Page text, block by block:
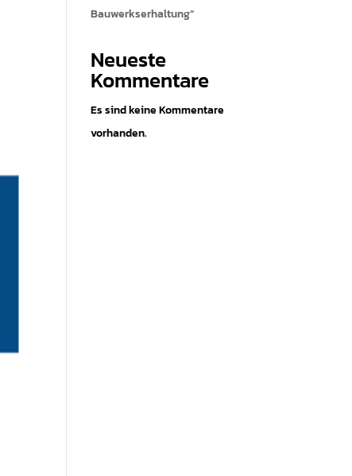
Bauwerkserhaltung“
Neueste
Kommentare
Es sind keine Kommentare
vorhanden.